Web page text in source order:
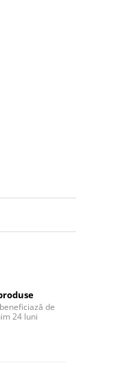
de
24 luni